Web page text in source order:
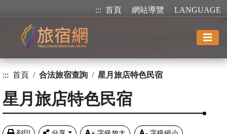
::: 首頁 網站導覽 LANGUAGE
::: 首頁 合法旅宿查詢 星月旅店特色民宿
星月旅店特色民宿